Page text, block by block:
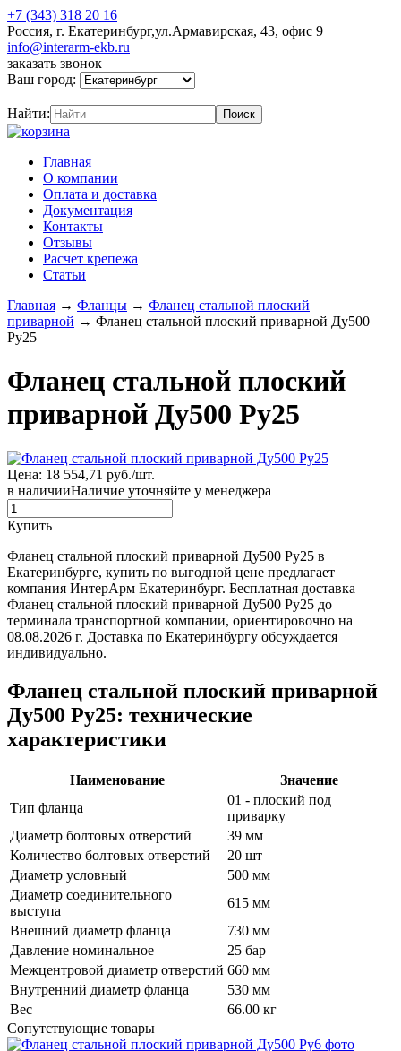
+7 (343) 318 20 16
Россия, г. Екатеринбург,ул.Армавирская, 43, офис 9
info@interarm-ekb.ru
заказать звонок
Ваш город:
Найти:
Главная
О компании
Оплата и доставка
Документация
Контакты
Отзывы
Расчет крепежа
Статьи
Главная → Фланцы → Фланец стальной плоский
приварной → Фланец стальной плоский приварной Ду500
Ру25
Фланец стальной плоский
приварной Ду500 Ру25
Цена: 18 554,71 руб./шт.
в наличииНаличие уточняйте у менеджера
Купить
Фланец стальной плоский приварной Ду500 Ру25 в
Екатеринбурге, купить по выгодной цене предлагает
компания ИнтерАрм Екатеринбург. Бесплатная доставка
Фланец стальной плоский приварной Ду500 Ру25 до
терминала транспортной компании, ориентировочно на
08.08.2026 г. Доставка по Екатеринбургу обсуждается
индивидуально.
Фланец стальной плоский приварной
Ду500 Ру25: технические
характеристики
Наименование
Значение
Тип фланца
01 - плоский под
приварку
Диаметр болтовых отверстий
39 мм
Количество болтовых отверстий
20 шт
Диаметр условный
500 мм
Диаметр соединительного
выступа
615 мм
Внешний диаметр фланца
730 мм
Давление номинальное
25 бар
Межцентровой диаметр отверстий 660 мм
Внутренний диаметр фланца
530 мм
Вес
66.00 кг
Сопутствующие товары